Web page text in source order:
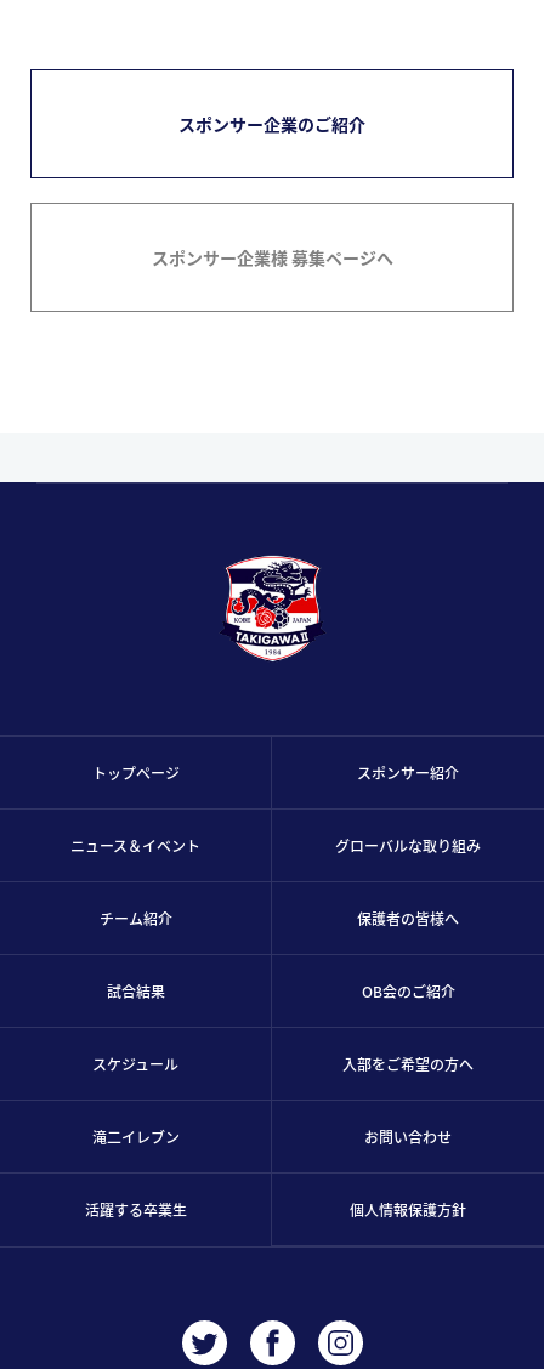
スポンサー企業のご紹介
スポンサー企業様 募集ページへ
トップページ
ニュース＆イベント
チーム紹介
試合結果
スケジュール
滝二イレブン
活躍する卒業生
スポンサー紹介
グローバルな取り組み
保護者の皆様へ
OB会のご紹介
入部をご希望の方へ
お問い合わせ
個人情報保護方針